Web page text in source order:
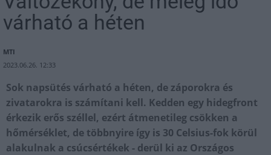
várható a héten
MTI
2023.06.26. 12:33
Sok napsütés várható a héten, de záporokra és
zivatarokra is számítani kell. Kedden egy hidegfront
érkezik erős széllel, ezért átmenetileg csökken a
hőmérséklet, de többnyire így is 30 Celsius-fok körül
alakulnak a csúcsértékek - derül ki az Országos